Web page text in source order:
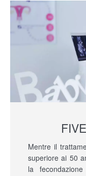
Mentre il
superiore ai 50
la